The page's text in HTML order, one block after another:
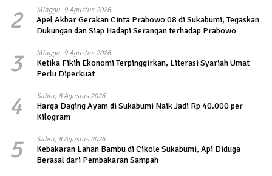
2 Minggu, 9 Agustus 2026
Apel Akbar Gerakan Cinta Prabowo 08 di Sukabumi, Tegaskan
Dukungan dan Siap Hadapi Serangan terhadap Prabowo
3 Minggu, 9 Agustus 2026
Ketika Fikih Ekonomi Terpinggirkan, Literasi Syariah Umat
Perlu Diperkuat
4 Sabtu, 8 Agustus 2026
Harga Daging Ayam di Sukabumi Naik Jadi Rp 40.000 per
Kilogram
5 Sabtu, 8 Agustus 2026
Kebakaran Lahan Bambu di Cikole Sukabumi, Api Diduga
Berasal dari Pembakaran Sampah